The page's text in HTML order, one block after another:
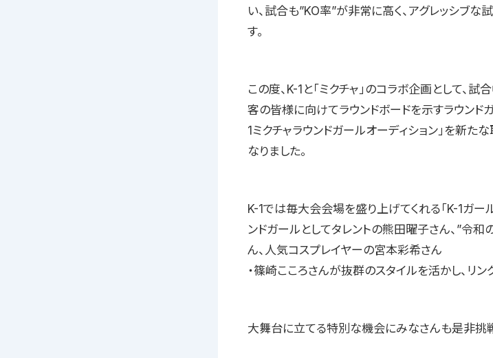
い、試合も”KO率”が非常に高く、アグレッシブ
す。
この度、K-1と「ミクチャ」のコラボ企画として、
客の皆様に向けてラウンドボードを示すラウンド
1ミクチャラウンドガールオーディション」を新た
なりました。
K-1では毎大会会場を盛り上げてくれる「K-1ガー
ンドガールとしてタレントの熊田曜子さん、”令
ん、人気コスプレイヤーの宮本彩希さん
・篠崎こころさんが抜群のスタイルを活かし、リ
大舞台に立てる特別な機会にみなさんも是非挑戦